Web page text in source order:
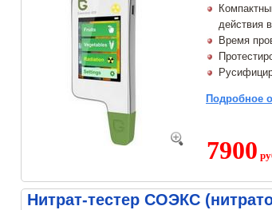
действия
Время
Подробное
7900
Нитрат-тестер СОЭКС